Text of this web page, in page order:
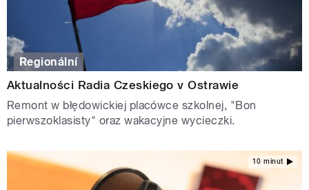
Regionální
Aktualności Radia Czeskiego v Ostrawie
Remont w błędowickiej placówce szkolnej, "Bon
pierwszoklasisty" oraz wakacyjne wycieczki.
10 minut